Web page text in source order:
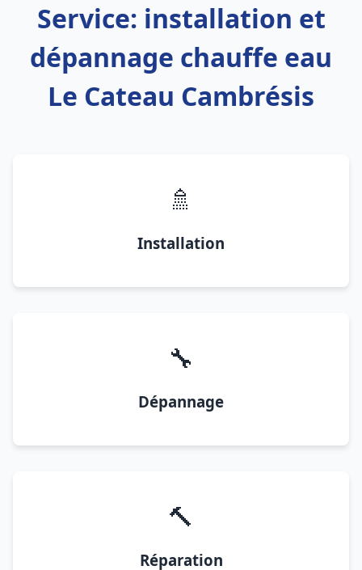
Service: installation et
dépannage chauffe eau
Le Cateau Cambrésis
🚿
Installation
🔧
Dépannage
🔨
Réparation